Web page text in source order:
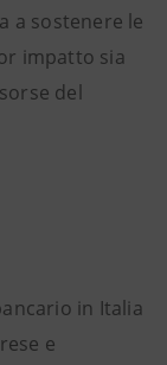
a sostenere le
impatto sia
del
in Italia
e